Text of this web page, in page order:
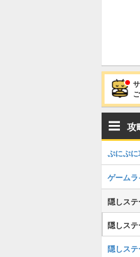
攻
ぷにぷ
ゲームラ
隠しス
隠しス
隠しス